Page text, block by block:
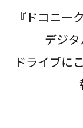
『ドコニー
デジタ
ドライブに